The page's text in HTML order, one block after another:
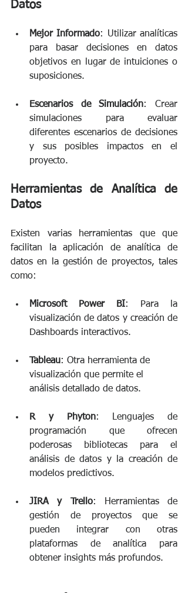
Datos
Mejor Informado: Utilizar analíticas
para basar decisiones en datos
objetivos en lugar de intuiciones o
suposiciones.
Escenarios de Simulación: Crear
simulaciones para evaluar
diferentes escenarios de decisiones
y sus posibles impactos en el
proyecto.
Herramientas de Analítica de
Datos
Existen varias herramientas que que
facilitan la aplicación de analítica de
datos en la gestión de proyectos, tales
como:
Microsoft Power BI: Para la
visualización de datos y creación de
Dashboards interactivos.
Tableau: Otra herramienta de
visualización que permite el
análisis detallado de datos.
R y Phyton: Lenguajes de
programación que ofrecen
poderosas bibliotecas para el
análisis de datos y la creación de
modelos predictivos.
JIRA y Trello: Herramientas de
gestión de proyectos que se
pueden integrar con otras
plataformas de analítica para
obtener insights más profundos.